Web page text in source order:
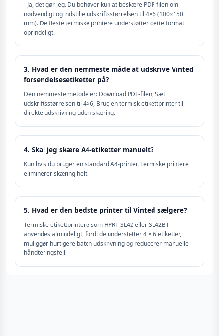
- Ja, det gør jeg. Du behøver kun at beskære PDF-filen om
nødvendigt og indstille udskriftsstørrelsen til 4×6 (100×150
mm). De fleste termiske printere understøtter dette format
oprindeligt.
3. Hvad er den nemmeste måde at udskrive Vinted
forsendelsesetiketter på?
Den nemmeste metode er: Download PDF-filen, Sæt
udskriftsstørrelsen til 4×6, Brug en termisk etikettprinter til
direkte udskrivning uden skæring.
4. Skal jeg skære A4-etiketter manuelt?
Kun hvis du bruger en standard A4-printer. Termiske printere
eliminerer skæring helt.
5. Hvad er den bedste printer til Vinted sælgere?
Termiske etikettprintere som HPRT SL42 eller SL42BT
anvendes almindeligt, fordi de understøtter 4 × 6 etiketter,
muliggør hurtigere batch udskrivning og reducerer manuelle
håndteringsfejl.